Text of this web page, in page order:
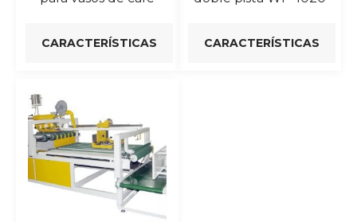
CARACTERÍSTICAS CARACTERÍSTICAS